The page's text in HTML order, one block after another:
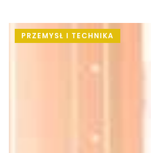
PRZEMYSŁ I TECHNIKA